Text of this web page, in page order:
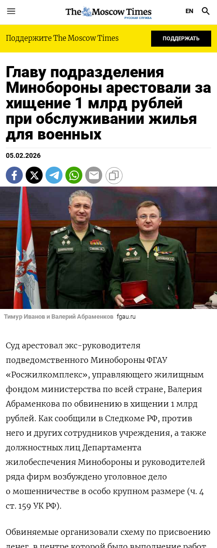
РУССКАЯ СЛУЖБА
EN
Поддержите The Moscow Times ПОДДЕРЖАТЬ
Главу подразделения
Минобороны арестовали за
хищение 1 млрд рублей
при обслуживании жилья
для военных
05.02.2026
Тимур Иванов и Валерий Абраменков fgau.ru
Суд арестовал экс-руководителя
подведомственного Минобороны ФГАУ
«Росжилкомплекс», управляющего жилищным
фондом министерства по всей стране, Валерия
Абраменкова по обвинению в хищении 1 млрд
рублей. Как сообщили в Следкоме РФ, против
него и других сотрудников учреждения, а также
должностных лиц Департамента
жилобеспечения Минобороны и руководителей
ряда фирм возбуждено уголовное дело
о мошенничестве в особо крупном размере (ч. 4
ст. 159 УК РФ).
Обвиняемые организовали схему по присвоению